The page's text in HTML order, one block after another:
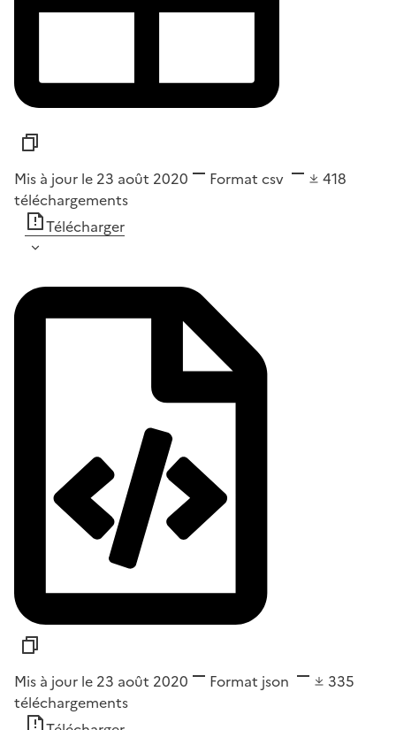
Mis à jour le 23 août 2020 Format csv
418
téléchargements
Télécharger
Mis à jour le 23 août 2020 Format json
335
téléchargements